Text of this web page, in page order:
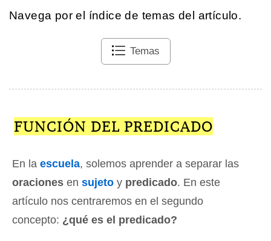
Navega por el índice de temas del artículo.
Temas
FUNCIÓN DEL PREDICADO
En la escuela, solemos aprender a separar las
oraciones en sujeto y predicado. En este
artículo nos centraremos en el segundo
concepto: ¿qué es el predicado?